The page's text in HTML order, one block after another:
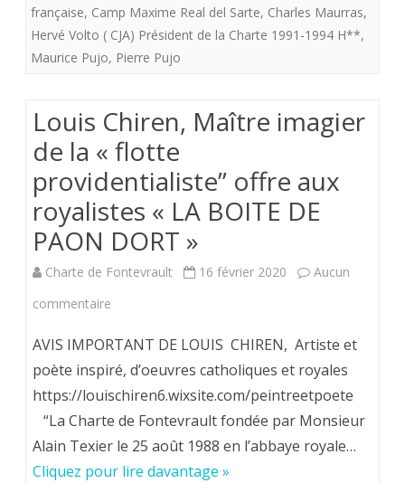
Dieu
de
Gabrielle
Pujo
début
2021.
française, Camp Maxime Real del Sarte, Charles Maurras,
Hervé Volto ( CJA) Président de la Charte 1991-1994 H**,
Maurice Pujo, Pierre Pujo
Louis Chiren, Maître imagier
de la « flotte
providentialiste” offre aux
royalistes « LA BOITE DE
PAON DORT »
Charte de Fontevrault 16 février 2020
Aucun
commentaire
Chiren,
Maître
imagier
AVIS IMPORTANT DE LOUIS CHIREN, Artiste et
poète inspiré, d’oeuvres catholiques et royales
https://louischiren6.wixsite.com/peintreetpoete
“La Charte de Fontevrault fondée par Monsieur
Alain Texier le 25 août 1988 en l’abbaye royale…
Cliquez pour lire davantage »